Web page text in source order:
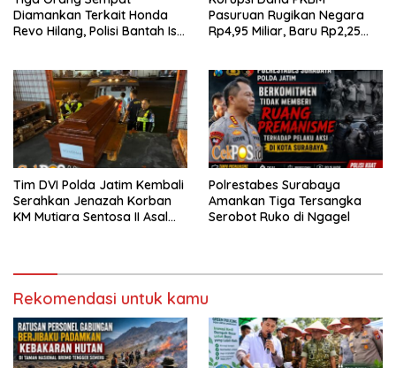
Diamankan Terkait Honda
Revo Hilang, Polisi Bantah Isu
Pasuruan Rugikan Negara
Rp4,95 Miliar, Baru Rp2,25
Tim DVI Polda Jatim Kembali
Serahkan Jenazah Korban
KM Mutiara Sentosa II Asal
Polrestabes Surabaya
Amankan Tiga Tersangka
Serobot Ruko di Ngagel
Rekomendasi untuk kamu